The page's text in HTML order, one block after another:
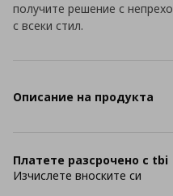
получите решение с
с всеки стил.
Описание на продукта
Платете разсрочено с tbi
Изчислете вноските си